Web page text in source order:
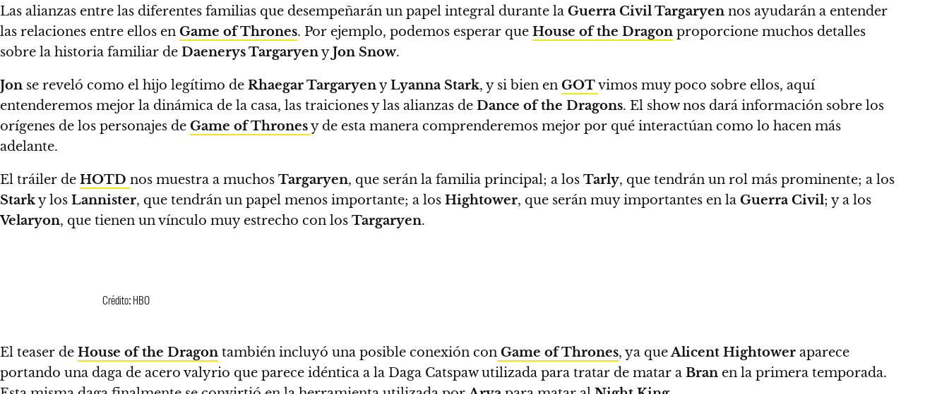
Las alianzas entre las diferentes familias que desempeñarán un papel integral durante la Guerra Civil Targaryen nos ayudarán a entender
las relaciones entre ellos en Game of Thrones. Por ejemplo, podemos esperar que House of the Dragon proporcione muchos detalles
sobre la historia familiar de Daenerys TargaryenyJon Snow.
Jon se reveló como el hijo legítimo de Rhaegar TargaryenyLyanna Stark, y si bien en GOTvimos muy poco sobre ellos, aquí
entenderemos mejor la dinámica de la casa, las traiciones y las alianzas de Dance of the Dragons. El show nos dará información sobre los
orígenes de los personajes de Game of Thronesy de esta manera comprenderemos mejor por qué interactúan como lo hacen más
adelante.
El tráiler de HOTD nos muestra a muchos Targaryen, que serán la familia principal; a los Tarly, que tendrán un rol más prominente; a los
Starky los Lannister, que tendrán un papel menos importante; a los Hightower, que serán muy importantes en la Guerra Civil; y a los
Velaryon, que tienen un vínculo muy estrecho con los Targaryen.
Crédito: HBO
El teaser de House of the Dragon también incluyó una posible conexión con Game of Thrones, ya queAlicent Hightower aparece
portando una daga de acero valyrio que parece idéntica a la Daga Catspaw utilizada para tratar de matar a Bran en la primera temporada.